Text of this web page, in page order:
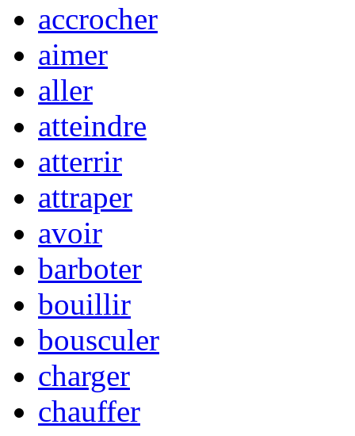
accrocher
aimer
aller
atteindre
atterrir
attraper
avoir
barboter
bouillir
bousculer
charger
chauffer